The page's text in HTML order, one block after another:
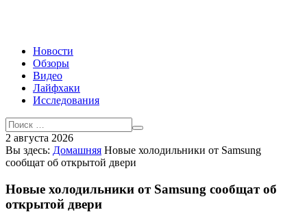
Новости
Обзоры
Видео
Лайфхаки
Исследования
2 августа 2026
Вы здесь: Домашняя Новые холодильники от Samsung
сообщат об открытой двери
Новые холодильники от Samsung сообщат об
открытой двери